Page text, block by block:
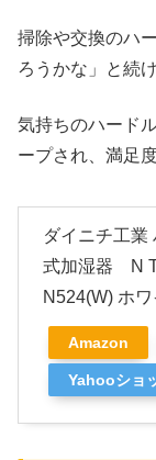
掃除や交換のハ
ろうかな」と続
気持ちのハード
ープされ、満足
ダイニチ工業
式加湿器 N
N524(W) ホワ
Amazon
Yahooショ